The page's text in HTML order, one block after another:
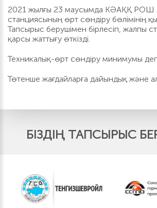
2021 жылғы 23 маусымда КӘАҚҚ РОШ
станциясының өрт сөндіру бөлімінің
Тапсырыс берушімен бірлесіп, жалпы
қарсы жаттығу өткізді.
Техникалық-өрт сөндіру минимумы
Төтенше жағдайларға дайындық және
БІЗДІҢ ТАПСЫРЫС